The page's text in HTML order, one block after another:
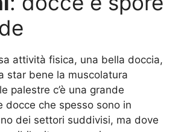
attività fisica, una bella doccia,
star bene la muscolatura
palestre c’è una grande
docce che spesso sono in
dei settori suddivisi, ma dove